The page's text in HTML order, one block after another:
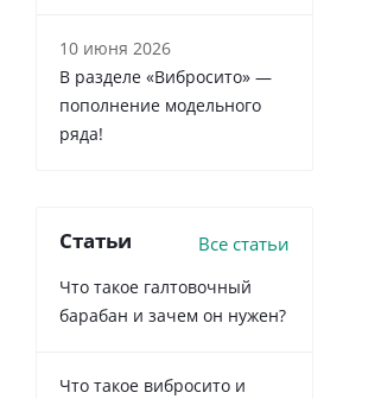
10 июня 2026
В разделе «Вибросито» —
пополнение модельного
ряда!
Статьи Все статьи
Что такое галтовочный
барабан и зачем он нужен?
Что такое вибросито и